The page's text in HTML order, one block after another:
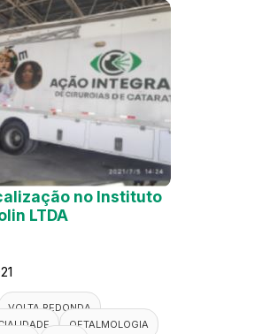
no Instituto
LTDA
VOLTA REDONDA
OFTALMOLOGIA